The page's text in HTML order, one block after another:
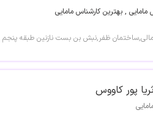
مامایی , بهترین کارشناس مامایی
ظفر,نبش بن بست نازنین طبقه پنجم
پور کاووس